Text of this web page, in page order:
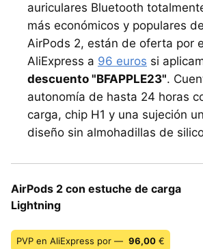
auriculares Bluetooth
más económicos y populares
AirPods 2, están de oferta por
AliExpress a 96 euros si
descuento "BFAPPLE23".
autonomía de hasta 24 horas
carga, chip H1 y una sujeción
diseño sin almohadillas de
AirPods 2 con estuche de carga
Lightning
PVP en AliExpress por — 96,00 €